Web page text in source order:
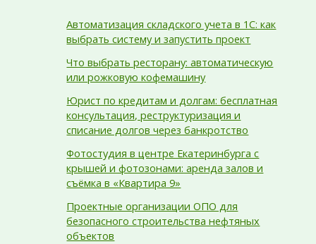
Автоматизация складского учета в 1С: как
выбрать систему и запустить проект
Что выбрать ресторану: автоматическую
или рожковую кофемашину
Юрист по кредитам и долгам: бесплатная
консультация, реструктуризация и
списание долгов через банкротство
Фотостудия в центре Екатеринбурга с
крышей и фотозонами: аренда залов и
съёмка в «Квартира 9»
Проектные организации ОПО для
безопасного строительства нефтяных
объектов